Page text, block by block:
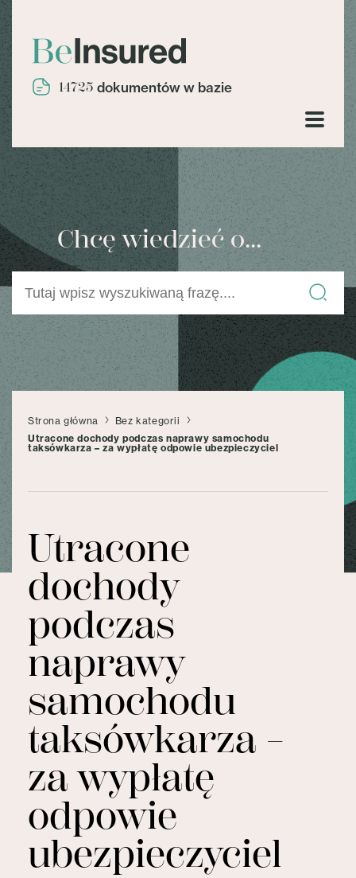
14725 dokumentów w bazie
Chcę wiedzieć o...
Strona główna
Bez kategorii
Utracone dochody podczas naprawy samochodu
taksówkarza – za wypłatę odpowie ubezpieczyciel
Utracone
dochody
podczas
naprawy
samochodu
taksówkarza –
za wypłatę
odpowie
ubezpieczyciel